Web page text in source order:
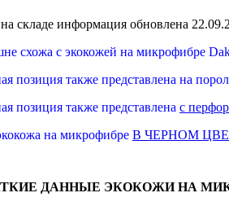
складе информация обновлена
схожа с экокожей на микрофибре
позиция также представлена на
позиция также представлена с
на микрофибре В ЧЕРНОМ
ДАННЫЕ ЭКОКОЖИ НА